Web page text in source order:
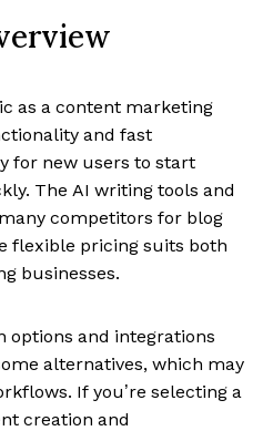
as a content marketing
and fast
for new users to start
The AI writing tools and
competitors for blog
flexible pricing suits both
businesses.
options and integrations
alternatives, which may
If you’re selecting a
creation and